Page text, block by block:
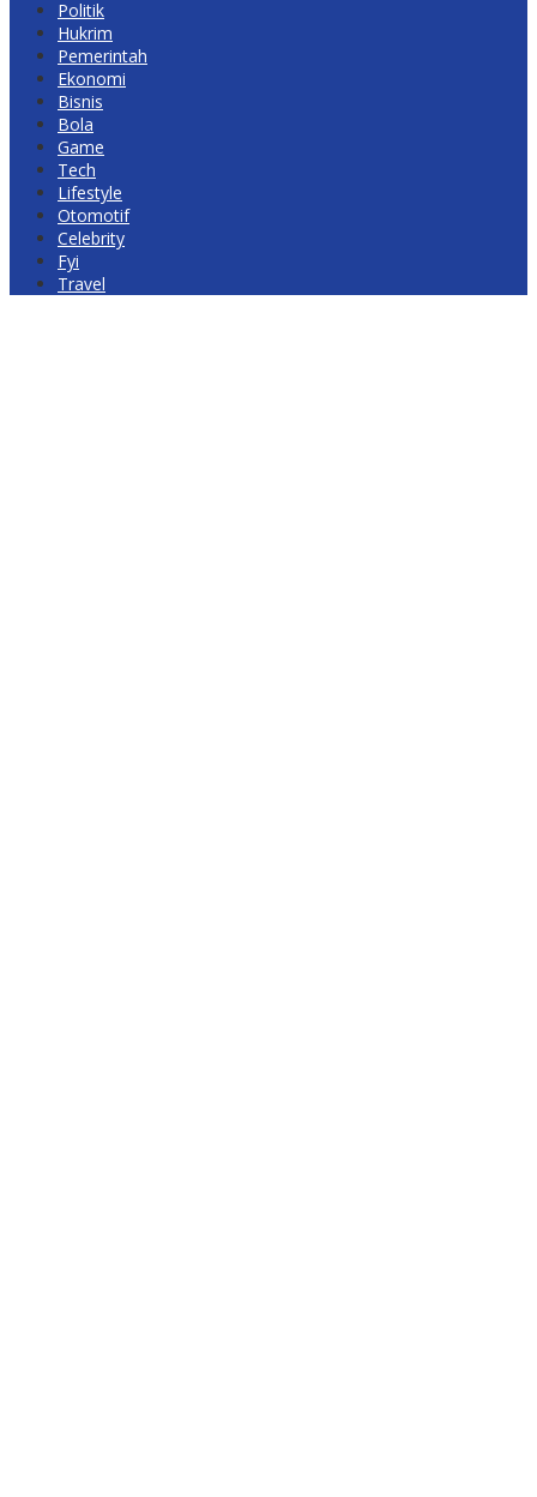
Politik
Hukrim
Pemerintah
Ekonomi
Bisnis
Bola
Game
Tech
Lifestyle
Otomotif
Celebrity
Fyi
Travel